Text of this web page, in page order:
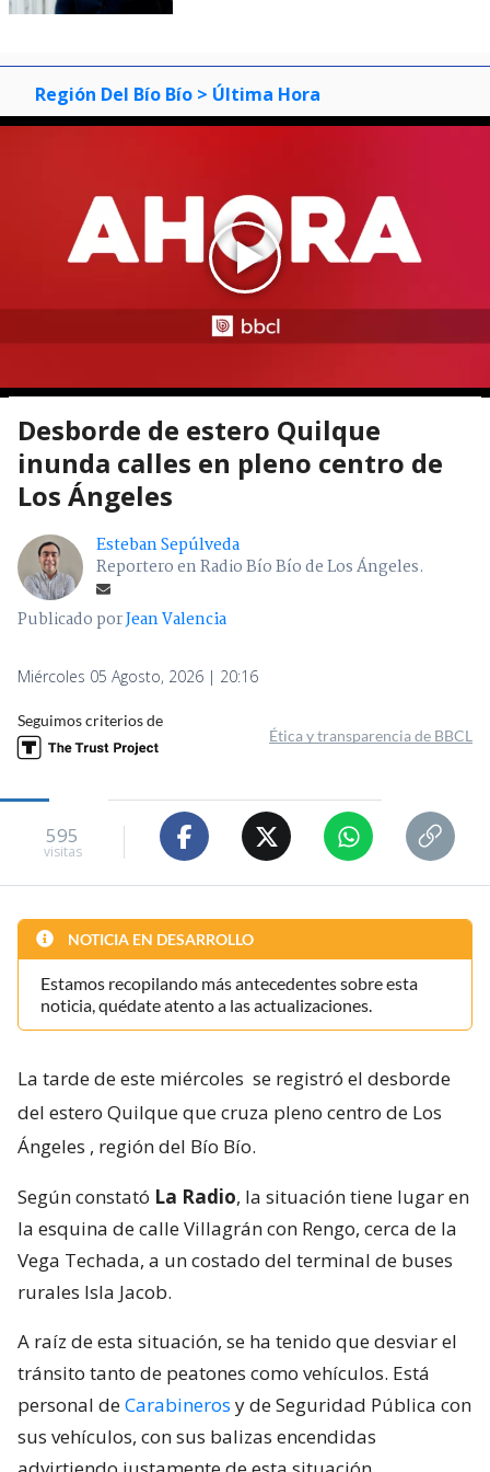
Región Del Bío Bío > Última Hora
Desborde de estero Quilque
inunda calles en pleno centro de
Los Ángeles
Esteban Sepúlveda
Reportero en Radio Bío Bío de Los Ángeles.
Publicado porJean Valencia
Miércoles 05 Agosto, 2026 | 20:16
Seguimos criterios de
Ética y transparencia de BBCL
595
visitas
NOTICIA EN DESARROLLO
Estamos recopilando más antecedentes sobre esta
noticia, quédate atento a las actualizaciones.
La tarde de este miércoles se registró el desborde
del estero Quilque que cruza pleno centro de Los
Ángeles , región del Bío Bío.
Según constató La Radio, la situación tiene lugar en
la esquina de calle Villagrán con Rengo, cerca de la
Vega Techada, a un costado del terminal de buses
rurales Isla Jacob.
A raíz de esta situación, se ha tenido que desviar el
tránsito tanto de peatones como vehículos. Está
personal deCarabineros y de Seguridad Pública con
sus vehículos, con sus balizas encendidas